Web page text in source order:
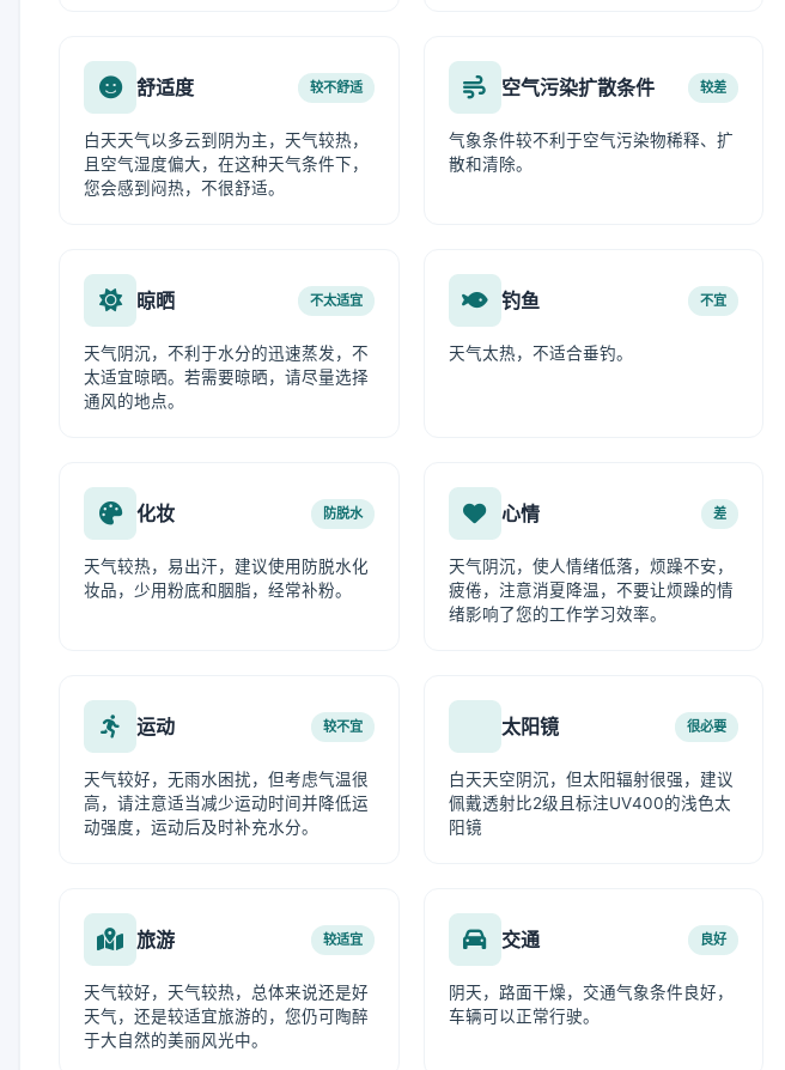
舒适度 较不舒适
白天天气以多云到阴为主，天气较热，
且空气湿度偏大，在这种天气条件下，
您会感到闷热，不很舒适。
空气污染扩散条件 较差
气象条件较不利于空气污染物稀释、扩
散和清除。
晾晒 不太适宜
天气阴沉，不利于水分的迅速蒸发，不
太适宜晾晒。若需要晾晒，请尽量选择
通风的地点。
钓鱼 不宜
天气太热，不适合垂钓。
化妆 防脱水
天气较热，易出汗，建议使用防脱水化
妆品，少用粉底和胭脂，经常补粉。
心情 差
天气阴沉，使人情绪低落，烦躁不安，
疲倦，注意消夏降温，不要让烦躁的情
绪影响了您的工作学习效率。
运动 较不宜
天气较好，无雨水困扰，但考虑气温很
高，请注意适当减少运动时间并降低运
动强度，运动后及时补充水分。
太阳镜 很必要
白天天空阴沉，但太阳辐射很强，建议
佩戴透射比2级且标注UV400的浅色太
阳镜
旅游 较适宜
天气较好，天气较热，总体来说还是好
天气，还是较适宜旅游的，您仍可陶醉
于大自然的美丽风光中。
交通 良好
阴天，路面干燥，交通气象条件良好，
车辆可以正常行驶。